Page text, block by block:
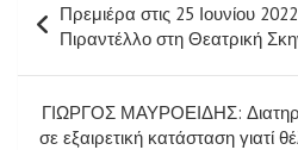
άρθρων
Πρεμιέρα στις 25 Ιουνίου
Πιραντέλλο στη Θεατρική
ΓΙΩΡΓΟΣ ΜΑΥΡΟΕΙΔΗΣ:
σε εξαιρετική κατάσταση γιατί